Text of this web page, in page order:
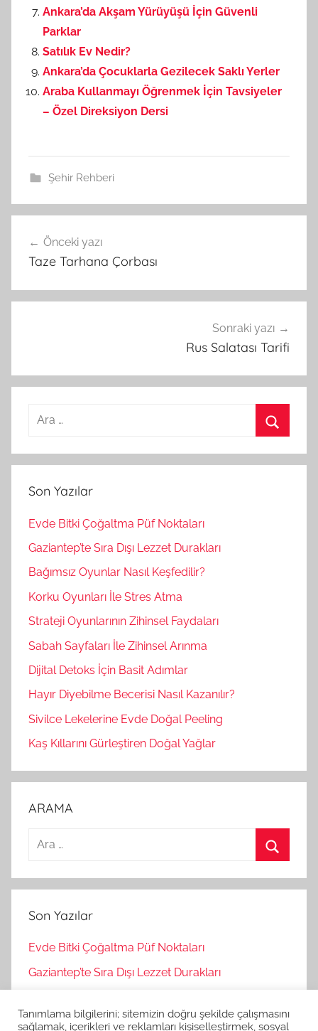
Ankara’da Akşam Yürüyüşü İçin Güvenli
Parklar
Satılık Ev Nedir?
Ankara’da Çocuklarla Gezilecek Saklı Yerler
Araba Kullanmayı Öğrenmek İçin Tavsiyeler
– Özel Direksiyon Dersi
Şehir Rehberi
Yazı
gezinmesi
Önceki yazı
Taze Tarhana Çorbası
Sonraki yazı
Rus Salatası Tarifi
a
a
r
Son Yazılar
Evde Bitki Çoğaltma Püf Noktaları
Gaziantep’te Sıra Dışı Lezzet Durakları
Bağımsız Oyunlar Nasıl Keşfedilir?
Korku Oyunları İle Stres Atma
Strateji Oyunlarının Zihinsel Faydaları
Sabah Sayfaları İle Zihinsel Arınma
Dijital Detoks İçin Basit Adımlar
Hayır Diyebilme Becerisi Nasıl Kazanılır?
Sivilce Lekelerine Evde Doğal Peeling
Kaş Kıllarını Gürleştiren Doğal Yağlar
ARAMA
a
a
r
Son Yazılar
Evde Bitki Çoğaltma Püf Noktaları
Gaziantep’te Sıra Dışı Lezzet Durakları
Korku Oyunları İle Stres Atma
Tanımlama bilgilerini; sitemizin doğru şekilde çalışmasını
sağlamak, içerikleri ve reklamları kişiselleştirmek, sosyal